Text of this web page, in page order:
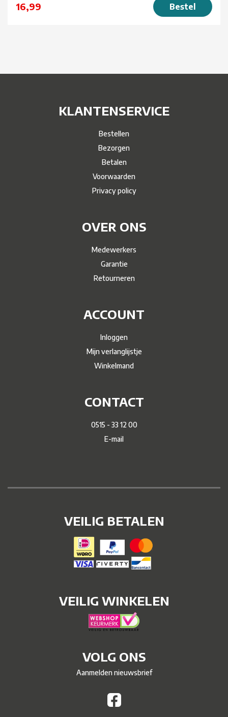
16,99 Bestel
KLANTENSERVICE
Bestellen
Bezorgen
Betalen
Voorwaarden
Privacy policy
OVER ONS
Medewerkers
Garantie
Retourneren
ACCOUNT
Inloggen
Mijn verlanglijstje
Winkelmand
CONTACT
0515 - 33 12 00
E-mail
VEILIG BETALEN
VEILIG WINKELEN
VOLG ONS
Aanmelden nieuwsbrief